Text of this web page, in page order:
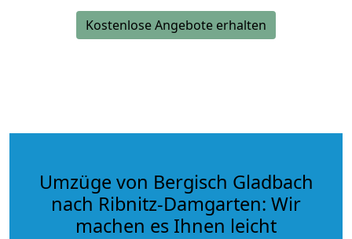
Kostenlose Angebote erhalten
Umzüge von Bergisch Gladbach
nach Ribnitz-Damgarten: Wir
machen es Ihnen leicht